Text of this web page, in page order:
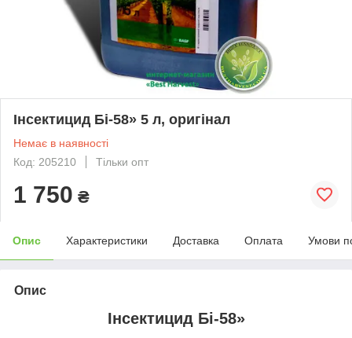
Інсектицид Бі-58» 5 л, оригінал
Немає в наявності
Код: 205210
Тільки опт
1 750 ₴
Опис Характеристики Доставка Оплата Умови
Опис
Інсектицид Бі-58»